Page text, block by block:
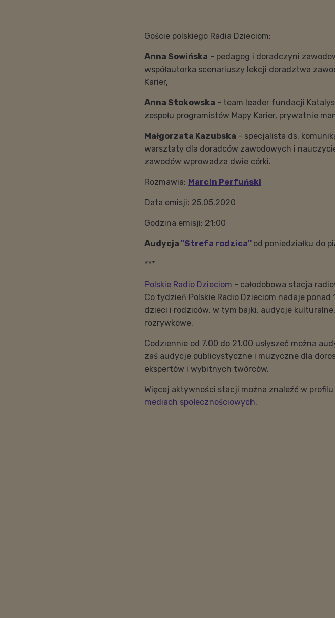
Goście polskiego Radia Dzieciom:
Anna Sowińska - pedagog i doradczyni
współautorka scenariuszy lekcji doradztwa
Karier,
Anna Stokowska - team leader fundacji
zespołu programistów Mapy Karier, prywatnie
Małgorzata Kazubska - specjalista ds.
warsztaty dla doradców zawodowych i
zawodów wprowadza dwie córki.
Rozmawia: Marcin Perfuński
Data emisji: 25.05.2020
Godzina emisji: 21:00
Audycja "Strefa rodzica" od poniedziałku do
***
Polskie Radio Dzieciom - całodobowa stacja
Co tydzień Polskie Radio Dzieciom nadaje
dzieci i rodziców, w tym bajki, audycje
rozrywkowe.
Codziennie od 7.00 do 21.00 usłyszeć można
zaś audycje publicystyczne i muzyczne dla
ekspertów i wybitnych twórców.
Więcej aktywności stacji można znaleźć w profilu
mediach społecznościowych.